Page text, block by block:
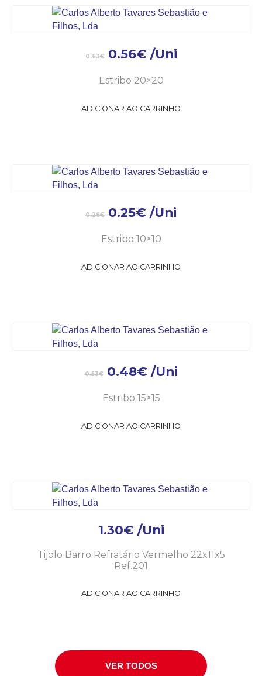
0.63€ 0.56€ /Uni
Estribo 20×20
ADICIONAR AO CARRINHO
0.28€ 0.25€ /Uni
Estribo 10×10
ADICIONAR AO CARRINHO
0.53€ 0.48€ /Uni
Estribo 15×15
ADICIONAR AO CARRINHO
1.30€ /Uni
Tijolo Barro Refratário Vermelho 22x11x5
Ref.201
ADICIONAR AO CARRINHO
VER TODOS